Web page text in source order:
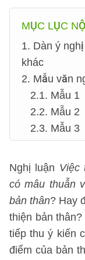
MỤC LỤC
1. Dàn ý
khác
2. Mẫu văn
2.1. Mẫu 1
2.2. Mẫu 2
2.3. Mẫu 3
Nghị luận Việc
có mâu thuẫn
bản thân? Hay
thiện bản
tiếp thu ý kiến
điểm của bản